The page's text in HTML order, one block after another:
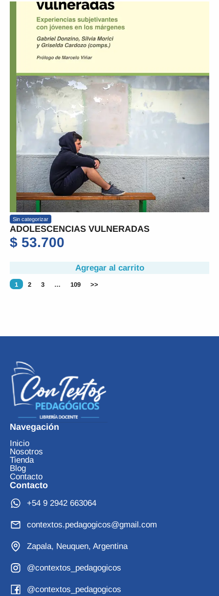
Sin categorizar
ADOLESCENCIAS VULNERADAS
$ 53.700
Agregar al carrito
1 2 3 … 109 >>
Navegación
Inicio
Nosotros
Tienda
Blog
Contacto
Contacto
+54 9 2942 663064
contextos.pedagogicos@gmail.com
Zapala, Neuquen, Argentina
@contextos_pedagogicos
@contextos_pedagogicos